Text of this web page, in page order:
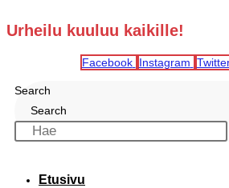
Urheilu kuuluu kaikille!
Facebook Instagram
Search
Search
Etusivu